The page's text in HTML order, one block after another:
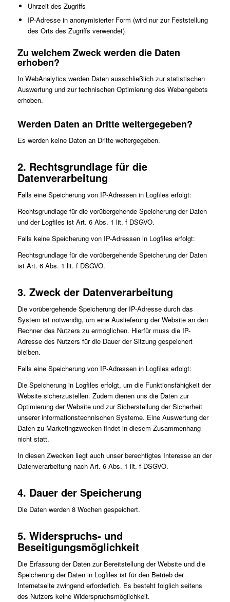
Uhrzeit des Zugriffs
IP-Adresse in anonymisierter Form (wird nur zur Feststellung
des Orts des Zugriffs verwendet)
Zu welchem Zweck werden die Daten
erhoben?
In WebAnalytics werden Daten ausschließlich zur statistischen
Auswertung und zur technischen Optimierung des Webangebots
erhoben.
Werden Daten an Dritte weitergegeben?
Es werden keine Daten an Dritte weitergegeben.
2. Rechtsgrundlage für die
Datenverarbeitung
Falls eine Speicherung von IP-Adressen in Logfiles erfolgt:
Rechtsgrundlage für die vorübergehende Speicherung der Daten
und der Logfiles ist Art. 6 Abs. 1 lit. f DSGVO.
Falls keine Speicherung von IP-Adressen in Logfiles erfolgt:
Rechtsgrundlage für die vorübergehende Speicherung der Daten
ist Art. 6 Abs. 1 lit. f DSGVO.
3. Zweck der Datenverarbeitung
Die vorübergehende Speicherung der IP-Adresse durch das
System ist notwendig, um eine Auslieferung der Website an den
Rechner des Nutzers zu ermöglichen. Hierfür muss die IP-
Adresse des Nutzers für die Dauer der Sitzung gespeichert
bleiben.
Falls eine Speicherung von IP-Adressen in Logfiles erfolgt:
Die Speicherung in Logfiles erfolgt, um die Funktionsfähigkeit der
Website sicherzustellen. Zudem dienen uns die Daten zur
Optimierung der Website und zur Sicherstellung der Sicherheit
unserer informationstechnischen Systeme. Eine Auswertung der
Daten zu Marketingzwecken findet in diesem Zusammenhang
nicht statt.
In diesen Zwecken liegt auch unser berechtigtes Interesse an der
Datenverarbeitung nach Art. 6 Abs. 1 lit. f DSGVO.
4. Dauer der Speicherung
Die Daten werden 8 Wochen gespeichert.
5. Widerspruchs- und
Beseitigungsmöglichkeit
Die Erfassung der Daten zur Bereitstellung der Website und die
Speicherung der Daten in Logfiles ist für den Betrieb der
Internetseite zwingend erforderlich. Es besteht folglich seitens
des Nutzers keine Widerspruchsmöglichkeit.